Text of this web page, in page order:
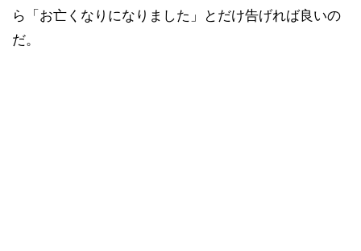
ら「お亡くなりになりました」とだけ告げれば良いの
だ。